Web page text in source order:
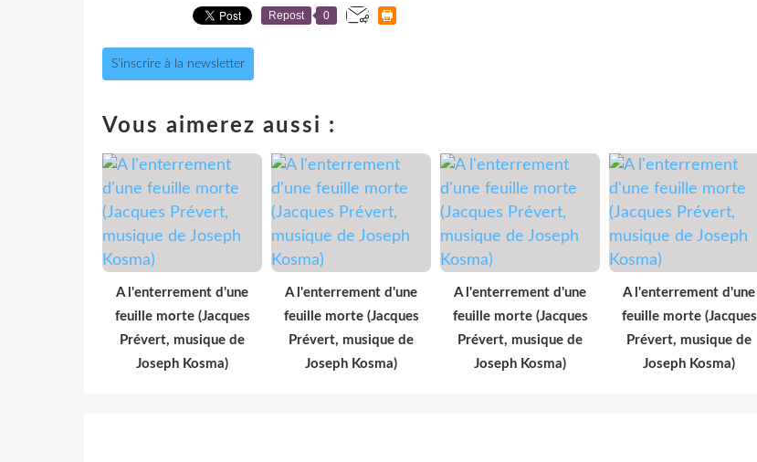
Repost 0
S'inscrire à la newsletter
Vous aimerez aussi :
A l'enterrement d'une
feuille morte (Jacques
Prévert, musique de
Joseph Kosma)
A l'enterrement d'une
feuille morte (Jacques
Prévert, musique de
Joseph Kosma)
A l'enterrement d'une
feuille morte (Jacques
Prévert, musique de
Joseph Kosma)
A l'enterrement d'une
feuille morte (Jacques
Prévert, musique de
Joseph Kosma)